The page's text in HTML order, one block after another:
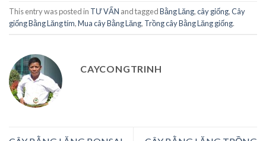
This entry was posted in TƯ VẤN and taggedBằng Lăng,cây giống,Cây
giống Bằng Lăng tím,Mua cây Bằng Lăng, Trồng cây Bằng Lăng giống.
CAYCONGTRINH